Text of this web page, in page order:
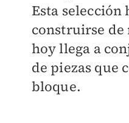
Esta selección
construirse de
hoy llega a
de piezas que
bloque.